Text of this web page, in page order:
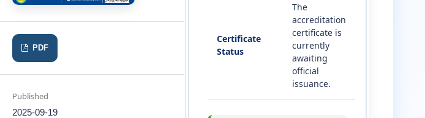
PDF
Published
2025-09-19
Certificate
Status
The
accreditation
certificate is
currently
awaiting
official
issuance.